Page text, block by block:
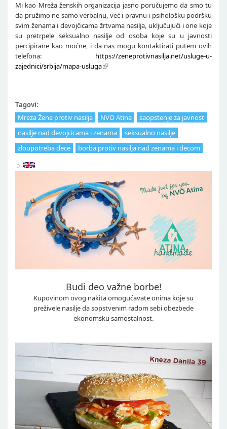
Mi kao Mreža ženskih organizacija jasno poručujemo da smo tu
da pružimo ne samo verbalnu, već i pravnu i psihološku podršku
svim ženama i devojčicama žrtvama nasilja, uključujući i one koje
su pretrpele seksualno nasilje od osoba koje su u javnosti
percipirane kao moćne, i da nas mogu kontaktirati putem ovih
telefona: https://zeneprotivnasilja.net/usluge-u-
zajednici/srbija/mapa-usluga
Tagovi:
Mreza Žene protiv nasilja
NVO Atina
saopstenje za javnost
nasilje nad devojcicama i zenama
seksualno nasilje
zloupotreba dece
borba protiv nasilja nad zenama i decom
Budi deo važne borbe!
Kupovinom ovog nakita omogućavate onima koje su
preživele nasilje da sopstvenim radom sebi obezbede
ekonomsku samostalnost.